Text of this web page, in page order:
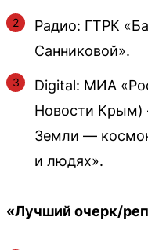
Радио: ГТРК
Санниковой».
Digital: МИА
Новости Крым)
Земли —
и людях».
«Лучший очерк/